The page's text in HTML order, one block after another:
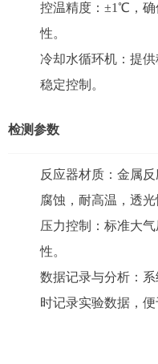
控温精度：±1℃，确
性。
冷却水循环机：提
稳定控制。
检测参数
反应器材质：金属
腐蚀，耐高温，透光
压力控制：标准大
性。
数据记录与分析：
时记录实验数据，便